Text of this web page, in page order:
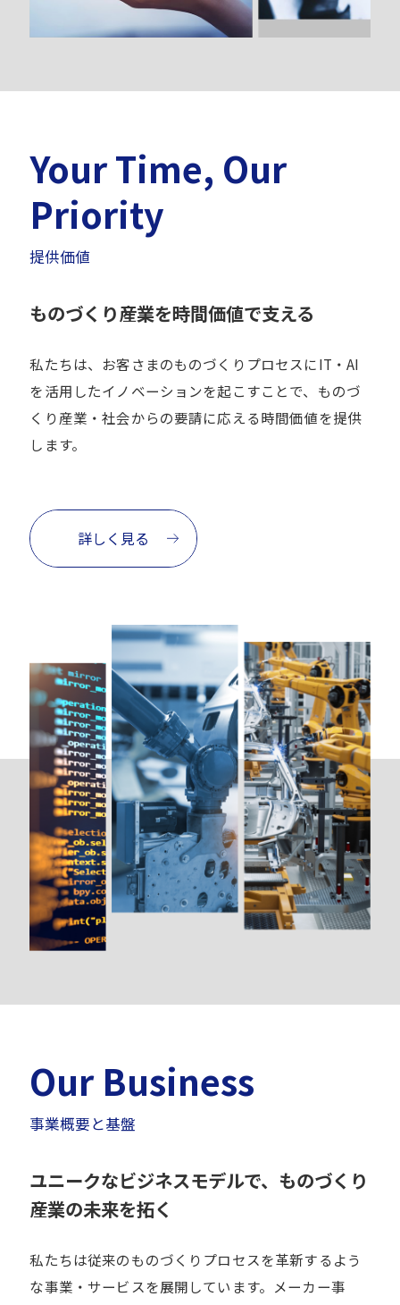
Your Time, Our
Priority
提供価値
ものづくり産業を時間価値で支える
私たちは、お客さまのものづくりプロセスにIT・AI
を活用したイノベーションを起こすことで、ものづ
くり産業・社会からの要請に応える時間価値を提供
します。
詳しく見る
Our Business
事業概要と基盤
ユニークなビジネスモデルで、ものづくり
産業の未来を拓く
私たちは従来のものづくりプロセスを革新するよう
な事業・サービスを展開しています。メーカー事